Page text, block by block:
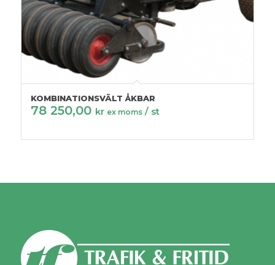
KOMBINATIONSVÄLT ÅKBAR
78 250,00 kr ex moms / st